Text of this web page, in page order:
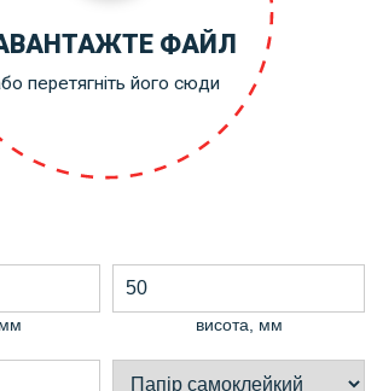
ФАЙЛ
перетягніть його сюди
висота, мм